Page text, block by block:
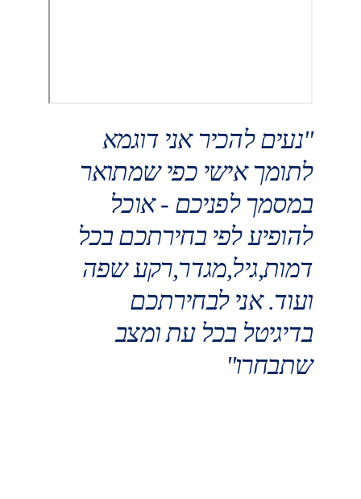
"נעים להכיר אני דוגמא
לתומך אישי כפי שמתואר
במסמך לפניכם - אוכל
להופיע לפי בחירתכם בכל
דמות,גיל,מגדר,רקע שפה
ועוד. אני לבחירתכם
בדיגיטל בכל עת ומצב
שתבחרו"